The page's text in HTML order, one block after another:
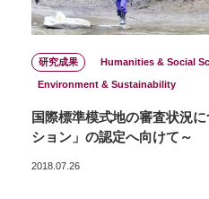
研究成果 Humanities & Social
Environment & Sustainability
国際標準模式地の審査状況
ション」の認定へ向けて～
2018.07.26